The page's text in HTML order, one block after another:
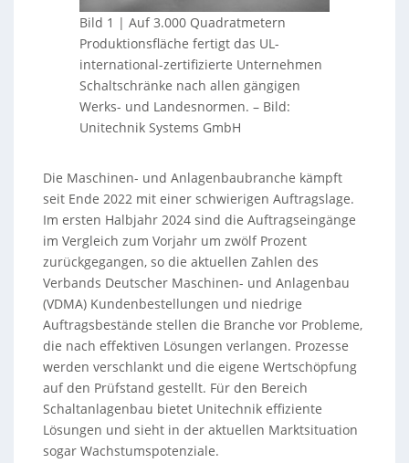
Bild 1 | Auf 3.000 Quadratmetern
Produktionsfläche fertigt das UL-
international-zertifizierte Unternehmen
Schaltschränke nach allen gängigen
Werks- und Landesnormen. – Bild:
Unitechnik Systems GmbH
Die Maschinen- und Anlagenbaubranche kämpft
seit Ende 2022 mit einer schwierigen Auftragslage.
Im ersten Halbjahr 2024 sind die Auftragseingänge
im Vergleich zum Vorjahr um zwölf Prozent
zurückgegangen, so die aktuellen Zahlen des
Verbands Deutscher Maschinen- und Anlagenbau
(VDMA) Kundenbestellungen und niedrige
Auftragsbestände stellen die Branche vor Probleme,
die nach effektiven Lösungen verlangen. Prozesse
werden verschlankt und die eigene Wertschöpfung
auf den Prüfstand gestellt. Für den Bereich
Schaltanlagenbau bietet Unitechnik effiziente
Lösungen und sieht in der aktuellen Marktsituation
sogar Wachstumspotenziale.